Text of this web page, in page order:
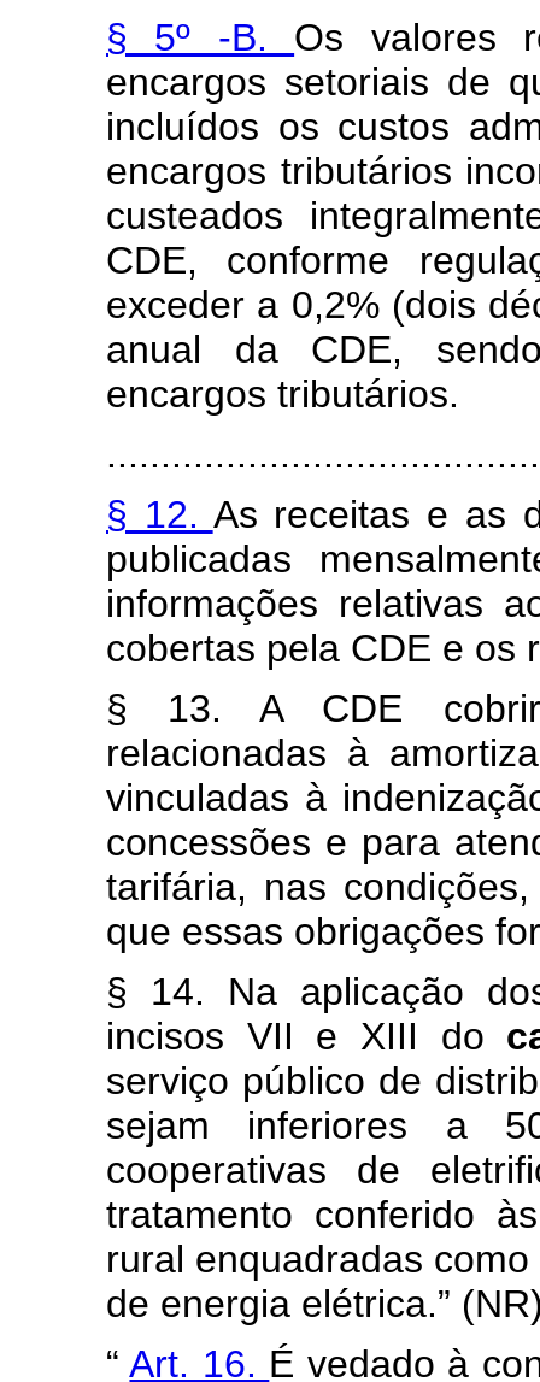
§ 5º -B. Os valores
encargos setoriais de
incluídos os custos
encargos tributários
custeados
CDE, conforme
exceder a 0,2% (dois
anual da CDE,
encargos tributários.
§ 12. As receitas e as
publicadas
informações relativas
cobertas pela CDE e os
§ 13. A CDE
relacionadas à
vinculadas à
concessões e para
tarifária, nas
que essas obrigações
§ 14. Na aplicação
incisos VII e XIII do
serviço público de
sejam inferiores a
cooperativas de
tratamento conferido
rural enquadradas
de energia elétrica.”
“Art. 16. É vedado à